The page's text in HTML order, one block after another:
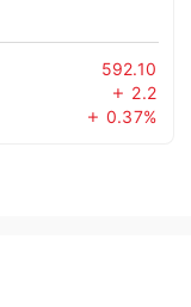
592.10
2.2
0.37%